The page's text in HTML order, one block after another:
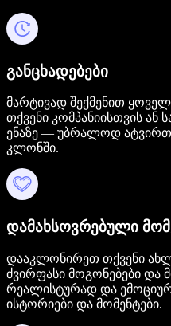
განცხადებები
მარტივად შექმენით
თქვენი კომპანიისთვის ან
ენაზე — უბრალოდ
კლონში.
დამახსოვრებული
დააკლონირეთ თქვენი
ძვირფასი მოგონებები და
რეალისტურად და
ისტორიები და მომენტები.